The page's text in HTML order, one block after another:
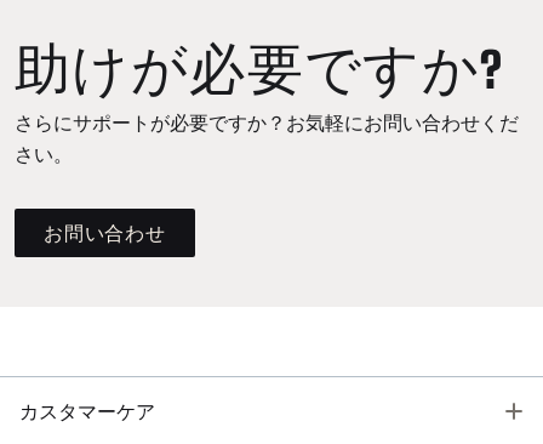
助けが必要ですか?
さらにサポートが必要ですか？お気軽にお問い合わせくだ
さい。
お問い合わせ
カスタマーケア